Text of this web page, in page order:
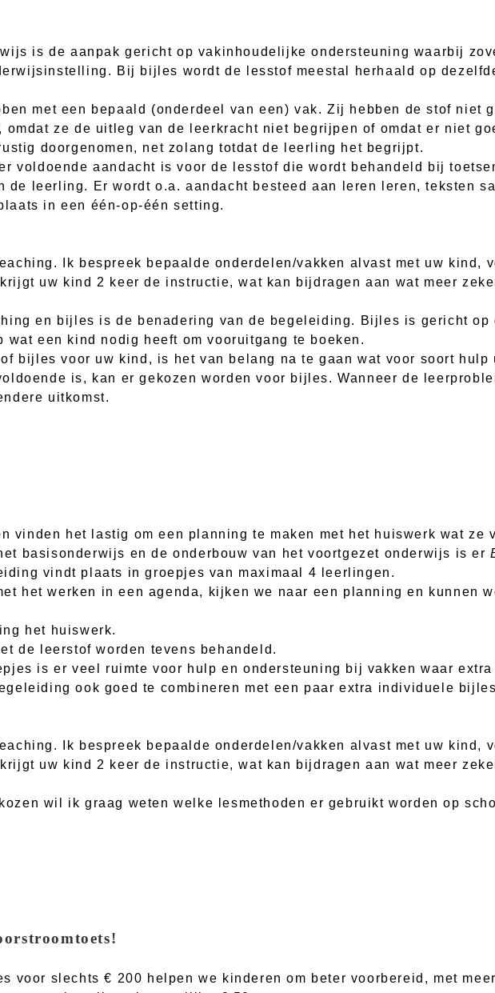
is de aanpak gericht op vakinhoudelijke ondersteuning waarbij
Bij bijles wordt de lesstof meestal herhaald op
met een bepaald (onderdeel van een) vak. Zij hebben de stof niet
ze de uitleg van de leerkracht niet begrijpen of omdat er niet
doorgenomen, net zolang totdat de leerling het begrijpt.
voldoende aandacht is voor de lesstof die wordt behandeld bij
de leerling. Er wordt o.a. aandacht besteed aan leren leren, teksten
in een één-op-één setting.
Ik bespreek bepaalde onderdelen/vakken alvast met uw kind,
uw kind 2 keer de instructie, wat kan bijdragen aan wat meer
en bijles is de benadering van de begeleiding. Bijles is gericht op
wat een kind nodig heeft om vooruitgang te boeken.
bijles voor uw kind, is het van belang na te gaan wat voor soort hulp
is, kan er gekozen worden voor bijles. Wanneer de
uitkomst.
vinden het lastig om een planning te maken met het huiswerk wat ze
basisonderwijs en de onderbouw van het voortgezet onderwijs is er
vindt plaats in groepjes van maximaal 4 leerlingen.
het werken in een agenda, kijken we naar een planning en kunnen
het huiswerk.
de leerstof worden tevens behandeld.
is er veel ruimte voor hulp en ondersteuning bij vakken waar
ook goed te combineren met een paar extra individuele
Ik bespreek bepaalde onderdelen/vakken alvast met uw kind,
uw kind 2 keer de instructie, wat kan bijdragen aan wat meer
wil ik graag weten welke lesmethoden er gebruikt worden op
voor slechts € 200 helpen we kinderen om beter voorbereid, met